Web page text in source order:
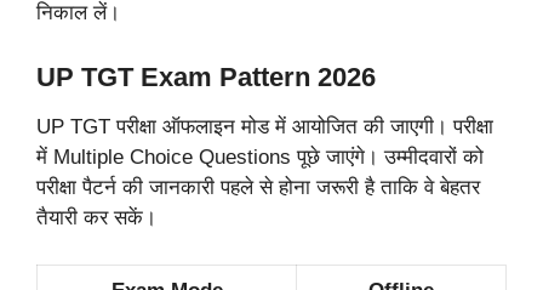
निकाल लें।
UP TGT Exam Pattern 2026
UP TGT परीक्षा ऑफलाइन मोड में आयोजित की जाएगी। परीक्षा
में Multiple Choice Questions पूछे जाएंगे। उम्मीदवारों को
परीक्षा पैटर्न की जानकारी पहले से होना जरूरी है ताकि वे बेहतर
तैयारी कर सकें।